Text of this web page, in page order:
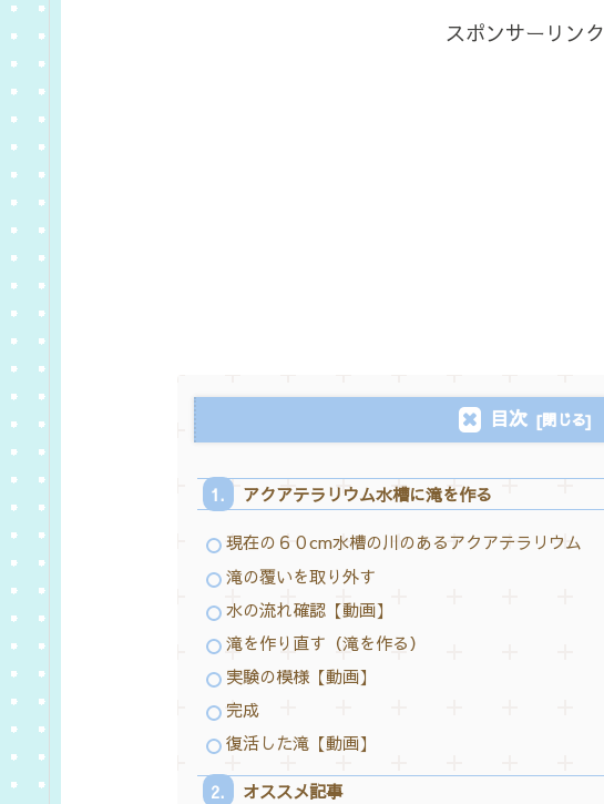
スポンサーリンク
目次
アクアテラリウム水槽に滝を作る
現在の６０cm水槽の川のあるアクアテラリウム
滝の覆いを取り外す
水の流れ確認【動画】
滝を作り直す（滝を作る）
実験の模様【動画】
完成
復活した滝【動画】
オススメ記事